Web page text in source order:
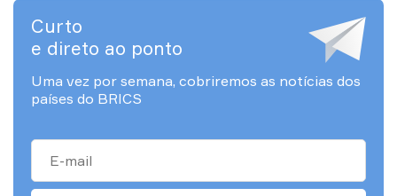
Curto
e direto ao ponto
Uma vez por semana, cobriremos as notícias dos
países do BRICS